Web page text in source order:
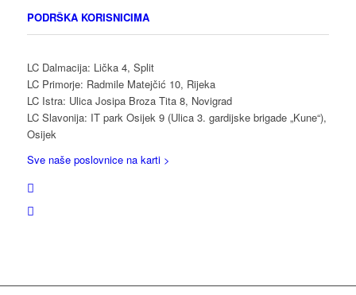
PODRŠKA KORISNICIMA
LC Dalmacija: Lička 4, Split
LC Primorje: Radmile Matejčić 10, Rijeka
LC Istra: Ulica Josipa Broza Tita 8, Novigrad
LC Slavonija: IT park Osijek 9 (Ulica 3. gardijske brigade „Kune“),
Osijek
Sve naše poslovnice na karti >